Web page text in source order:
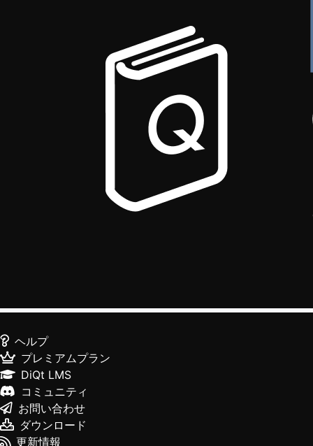
ヘルプ
プレミアムプラン
DiQt LMS
コミュニティ
お問い合わせ
ダウンロード
更新情報